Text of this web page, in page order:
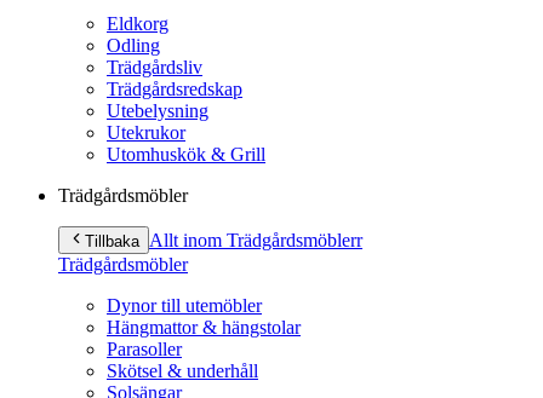
Eldkorg
Odling
Trädgårdsliv
Trädgårdsredskap
Utebelysning
Utekrukor
Utomhuskök & Grill
Trädgårdsmöbler
Tillbaka Allt inom Trädgårdsmöblerr
Trädgårdsmöbler
Dynor till utemöbler
Hängmattor & hängstolar
Parasoller
Skötsel & underhåll
Solsängar